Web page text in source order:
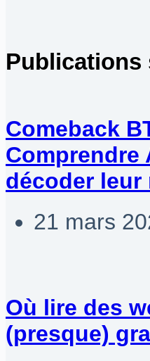
Publications
Comeback
Comprendre
décoder leur
21 mars
Où lire des
(presque)